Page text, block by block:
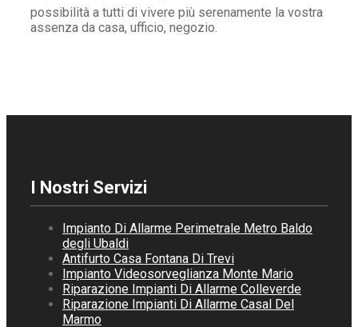
possibilità a tutti di vivere più serenamente la vostra
assenza da casa, ufficio, negozio.
I Nostri Servizi
Impianto Di Allarme Perimetrale Metro Baldo
degli Ubaldi
Antifurto Casa Fontana Di Trevi
Impianto Videosorveglianza Monte Mario
Riparazione Impianti Di Allarme Colleverde
Riparazione Impianti Di Allarme Casal Del
Marmo